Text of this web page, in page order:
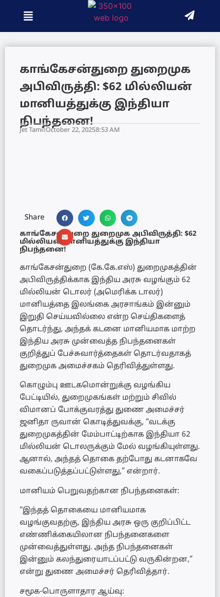
காங்கேசன்துறை துறைமுக
அபிவிருத்தி: $62 மில்லியன்
மானியத்துக்கு இந்தியா
நிபந்தனை!
Jet TamilOctober 22, 20258:53 AM
Share
காங்கேசன்துறை துறைமுக அபிவிருத்தி: $62
மில்லியன் மானியத்துக்கு இந்தியா
நிபந்தனை!
காங்கேசன்துறை (கே.கே.எஸ்) துறைமுகத்தின்
அபிவிருத்திக்காக இந்திய அரசு வழங்கும் 62
மில்லியன் டொலர் (அமெரிக்க டாலர்)
மானியத்தை இலங்கை அரசாங்கம் இன்னும்
இறுதி செய்யவில்லை என்ற செய்திகளைத்
தொடர்ந்து, அந்தக் கடனை மானியமாக மாற்ற
இந்திய அரசு முன்வைத்த நிபந்தனைகள்
குறித்துப் பேச்சுவார்த்தைகள் தொடர்வதாகத்
துறைமுக அமைச்சகம் தெரிவித்துள்ளது.
கொழும்பு ஊடகமொன்றுக்கு வழங்கிய
பேட்டியில், துறைமுகங்கள் மற்றும் சிவில்
விமானப் போக்குவரத்து துணை அமைச்சர்
ஜனிதா ருவான் கொடித்துவக்கு, “வடக்கு
துறைமுகத்தின் மேம்பாட்டிற்காக இந்தியா 62
மில்லியன் டொலருக்கும் மேல் வழங்கியுள்ளது.
ஆனால், அந்தத் தொகை தற்போது கடனாகவே
வகைப்படுத்தப்பட்டுள்ளது,” என்றார்.
மானியம் பெறுவதற்கான நிபந்தனைகள்:
“இந்தத் தொகையை மானியமாக
வழங்குவதற்கு, இந்திய அரசு ஒரு குறிப்பிட்ட
எண்ணிக்கையிலான நிபந்தனைகளை
முன்வைத்துள்ளது. அந்த நிபந்தனைகள்
இன்னும் கலந்துரையாடப்பட்டு வருகின்றன,”
என்று துணை அமைச்சர் தெரிவித்தார்.
சமூக-பொருளாதார ஆய்வு: